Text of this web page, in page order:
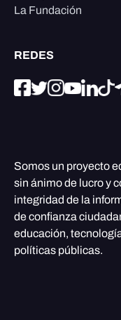
La Fundación
REDES
Somos un proyecto
sin ánimo de lucro y
integridad de la
de confianza
educación,
políticas públicas.